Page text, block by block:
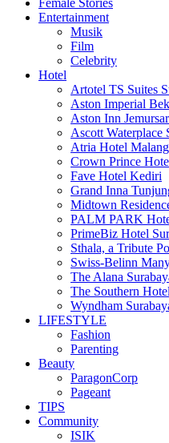
Female Stories
Entertainment
Musik
Film
Celebrity
Hotel
Artotel TS Suites
Aston Imperial
Aston Inn
Ascott Waterplace
Atria Hotel Malang
Crown Prince
Fave Hotel Kediri
Grand Inna
Midtown
PALM PARK
PrimeBiz Hotel
Sthala, a Tribute
Swiss-Belinn
The Alana
The Southern
Wyndham
LIFESTYLE
Fashion
Parenting
Beauty
ParagonCorp
Pageant
TIPS
Community
ISIK